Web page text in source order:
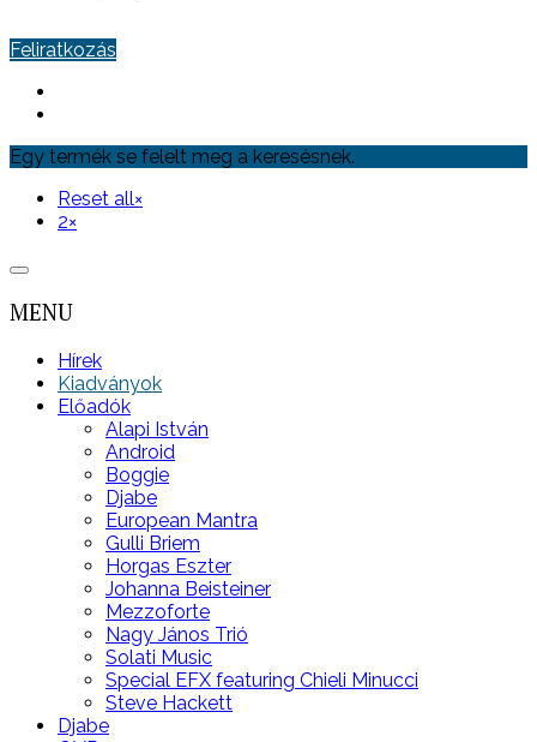
Feliratkozás
Egy termék se felelt meg a keresésnek.
Reset all×
2×
MENU
Hírek
Kiadványok
Előadók
Alapi István
Android
Boggie
Djabe
European Mantra
Gulli Briem
Horgas Eszter
Johanna Beisteiner
Mezzoforte
Nagy János Trió
Solati Music
Special EFX featuring Chieli Minucci
Steve Hackett
Djabe